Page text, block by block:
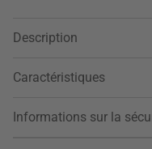
Description
Caractéristiques
Informations sur la